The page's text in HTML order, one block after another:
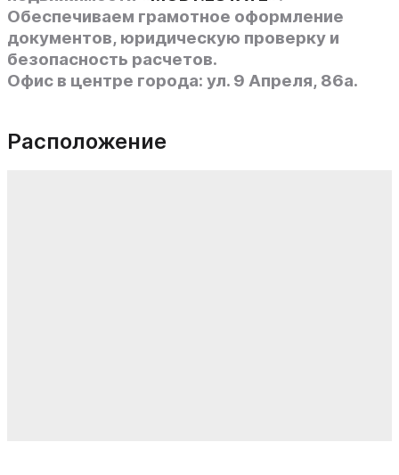
Обеспечиваем грамотное оформление
документов, юридическую проверку и
безопасность расчетов.
Офис в центре города: ул. 9 Апреля, 86а.
Расположение